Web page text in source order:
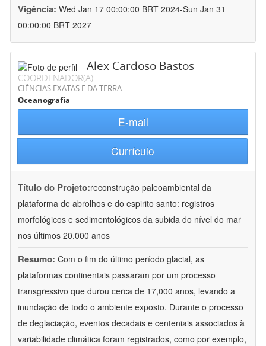
Vigência: Wed Jan 17 00:00:00 BRT 2024-Sun Jan 31
00:00:00 BRT 2027
Alex Cardoso Bastos
COORDENADOR(A)
CIÊNCIAS EXATAS E DA TERRA
Oceanografia
E-mail
Currículo
Título do Projeto:reconstrução paleoambiental da
plataforma de abrolhos e do espirito santo: registros
morfológicos e sedimentológicos da subida do nível do mar
nos últimos 20.000 anos
Resumo: Com o fim do último período glacial, as
plataformas continentais passaram por um processo
transgressivo que durou cerca de 17,000 anos, levando a
inundação de todo o ambiente exposto. Durante o processo
de deglaciação, eventos decadais e centeniais associados à
variabilidade climática foram registrados, como por exemplo,